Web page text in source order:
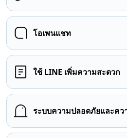
โอเพนแชท
ใช้ LINE เพิ่มความสะดวก
ระบบความปลอดภัยและคว